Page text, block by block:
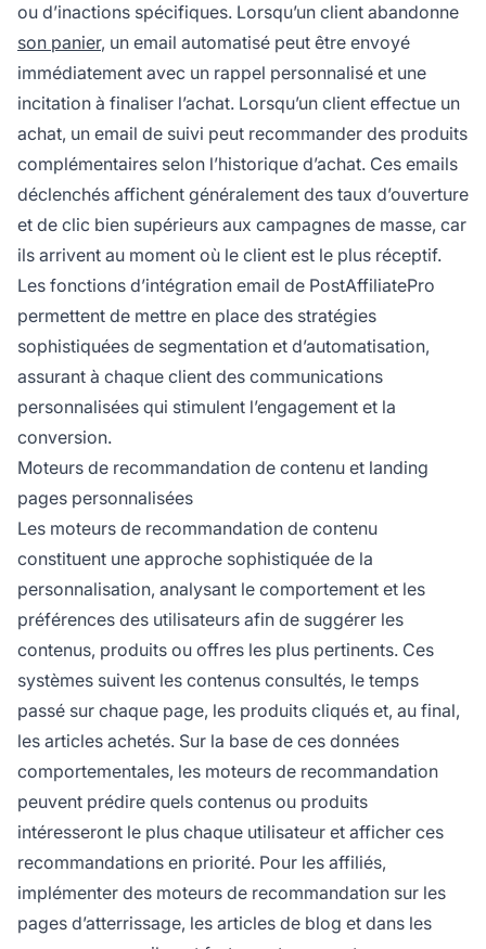
ou d’inactions spécifiques. Lorsqu’un client abandonne
son panier, un email automatisé peut être envoyé
immédiatement avec un rappel personnalisé et une
incitation à finaliser l’achat. Lorsqu’un client effectue un
achat, un email de suivi peut recommander des produits
complémentaires selon l’historique d’achat. Ces emails
déclenchés affichent généralement des taux d’ouverture
et de clic bien supérieurs aux campagnes de masse, car
ils arrivent au moment où le client est le plus réceptif.
Les fonctions d’intégration email de PostAffiliatePro
permettent de mettre en place des stratégies
sophistiquées de segmentation et d’automatisation,
assurant à chaque client des communications
personnalisées qui stimulent l’engagement et la
conversion.
Moteurs de recommandation de contenu et landing
pages personnalisées
Les moteurs de recommandation de contenu
constituent une approche sophistiquée de la
personnalisation, analysant le comportement et les
préférences des utilisateurs afin de suggérer les
contenus, produits ou offres les plus pertinents. Ces
systèmes suivent les contenus consultés, le temps
passé sur chaque page, les produits cliqués et, au final,
les articles achetés. Sur la base de ces données
comportementales, les moteurs de recommandation
peuvent prédire quels contenus ou produits
intéresseront le plus chaque utilisateur et afficher ces
recommandations en priorité. Pour les affiliés,
implémenter des moteurs de recommandation sur les
pages d’atterrissage, les articles de blog et dans les